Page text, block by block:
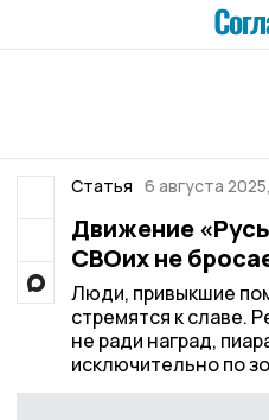
Статья 6 августа
Движение
СВОих не
Люди, привыкшие
стремятся к славе.
не ради наград,
исключительно по